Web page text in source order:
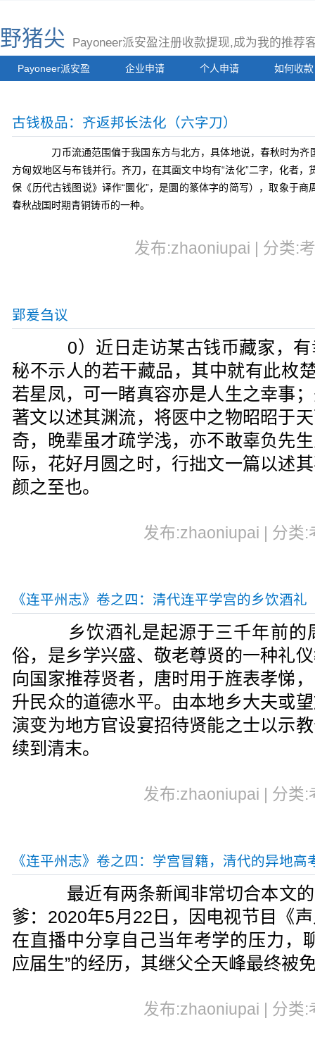
野猪尖 Payoneer派安盈注册收款提现,成为我的推荐
Payoneer派安盈 企业申请 个人申请 如何收款
古钱极品：齐返邦长法化（六字刀）
刀币流通范围偏于我国东方与北方，具体地说， 春秋时为齐
方匈奴地区与布钱并行。齐刀，在其面文中均有“法化”二字，化者
保《历代古钱图说》译作“圜化”，是圜的篆体字的简写），取象于
春秋战国时期青铜铸币的一种。
发布:zhaoniupai | 分类:
郢爰刍议
0）近日走访某古钱币藏家，有
秘不示人的若干藏品，其中就有此枚
若星凤，可一睹真容亦是人生之幸事
著文以述其渊流，将匧中之物昭昭于
奇，晚辈虽才疏学浅，亦不敢辜负先
际，花好月圆之时，行拙文一篇以述
颜之至也。
发布:zhaoniupai | 分类
《连平州志》卷之四：清代连平学宫的乡饮酒礼
乡饮酒礼是起源于三千年前的
俗，是乡学兴盛、敬老尊贤的一种礼
向国家推荐贤者，唐时用于旌表孝悌
升民众的道德水平。由本地乡大夫或
演变为地方官设宴招待贤能之士以示
续到清末。
发布:zhaoniupai | 分类
《连平州志》卷之四：学宫冒籍，清代的异地高
最近有两条新闻非常切合本文的
爹：2020年5月22日，因电视节目《
在直播中分享自己当年考学的压力，
应届生”的经历，其继父仝天峰最终被
发布:zhaoniupai | 分类